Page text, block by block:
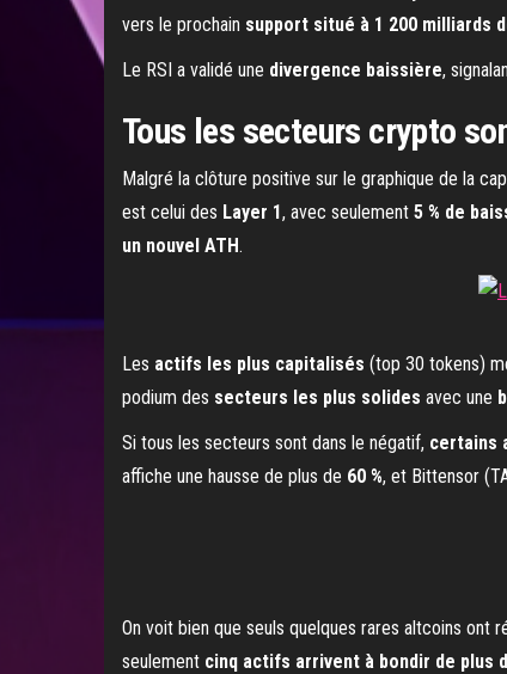
vers le prochain support situé à 1 200 milliards
Le RSI a validé une divergence baissière,
Tous les secteurs crypto
Malgré la clôture positive sur le graphique de la
est celui des Layer 1, avec seulement 5 % de
un nouvel ATH.
Les actifs les plus capitalisés (top 30 tokens)
podium des secteurs les plus solides avec une
Si tous les secteurs sont dans le négatif, certains
affiche une hausse de plus de 60 %, et Bittensor
On voit bien que seuls quelques rares altcoins ont
seulement cinq actifs arrivent à bondir de plus